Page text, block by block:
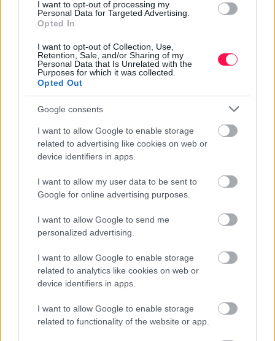
I want to opt-out of processing my
Personal Data for Targeted Advertising.
Opted In
I want to opt-out of Collection, Use,
Retention, Sale, and/or Sharing of my
Personal Data that Is Unrelated with the
Purposes for which it was collected.
Opted Out
Google consents
I want to allow Google to enable storage
related to advertising like cookies on web or
device identifiers in apps.
I want to allow my user data to be sent to
Google for online advertising purposes.
I want to allow Google to send me
personalized advertising.
I want to allow Google to enable storage
related to analytics like cookies on web or
device identifiers in apps.
I want to allow Google to enable storage
related to functionality of the website or app.
Augusztus 7. -Ibolya,Donát
Augusztus 8. -
Augusztus 9. -Emőd
Augusztus 10. -Lőrinc
Augusztus 11. -Zsuzsanna,Tiborc
NÉVNAP KERESŐ
Keres
AUGUSZTUS HÓNAP NÉVNAPOK
Augusztus 1. -Boglárka
Augusztus 2. -Lehel
Augusztus 3. -Hermina
Augusztus 4. -Dominika
Augusztus 5. -
Krisztina
Augusztus 6. -Berta ,Bettina
Augusztus 7. -Ibolya,Donát
Augusztus 8. -
László
Augusztus 9. -Emőd